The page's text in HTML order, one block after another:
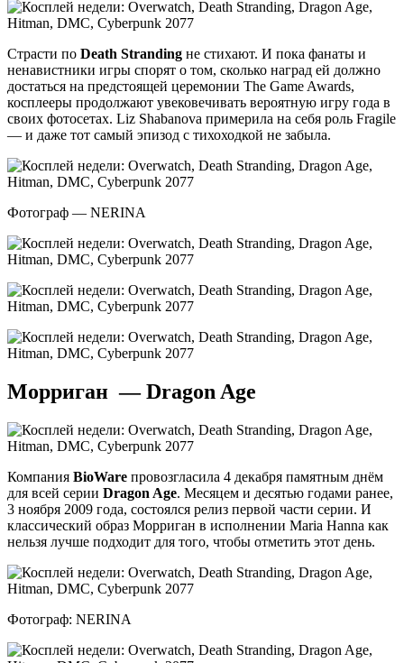
Страсти по Death Stranding не стихают. И пока фанаты и
ненавистники игры спорят о том, сколько наград ей должно
достаться на предстоящей церемонии The Game Awards,
косплееры продолжают увековечивать вероятную игру года в
своих фотосетах. Liz Shabanova примерила на себя роль Fragile
— и даже тот самый эпизод с тихоходкой не забыла.
Фотограф — NERINA
Морриган — Dragon Age
Компания BioWare провозгласила 4 декабря памятным днём
для всей серии Dragon Age. Месяцем и десятью годами ранее,
3 ноября 2009 года, состоялся релиз первой части серии. И
классический образ Морриган в исполнении Maria Hanna как
нельзя лучше подходит для того, чтобы отметить этот день.
Фотограф: NERINA